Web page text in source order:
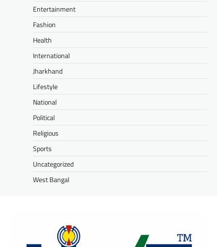
Entertainment
Fashion
Health
International
Jharkhand
Lifestyle
National
Political
Religious
Sports
Uncategorized
West Bangal